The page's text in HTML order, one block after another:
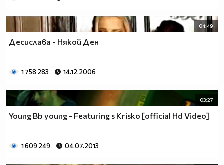
04:49
Десислава - Някой Ден
1 758 283 14.12.2006
03:27
Young Bb young - Featuring s Krisko [official Hd Video]
1 609 249 04.07.2013